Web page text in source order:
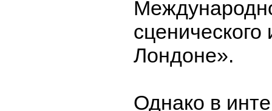
сценического
Лондоне».
Однако в